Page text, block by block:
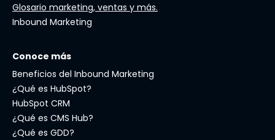
Glosario marketing, ventas y más.
Inbound Marketing
Conoce más
Beneficios del Inbound Marketing
¿Qué es HubSpot?
HubSpot CRM
¿Qué es CMS Hub?
¿Qué es GDD?